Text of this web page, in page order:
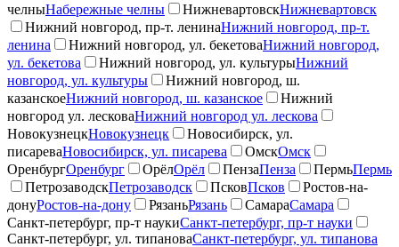
челныНабережные челны НижневартовскНижневартовск
Нижний новгород, пр-т. ленинаНижний новгород, пр-т.
ленина
Нижний новгород, ул. бекетоваНижний новгород,
ул. бекетова
Нижний новгород, ул. культурыНижний
новгород, ул. культуры
Нижний новгород, ш.
казанскоеНижний новгород, ш. казанское
Нижний
новгород ул. лесковаНижний новгород ул. лескова
НовокузнецкНовокузнецк
Новосибирск, ул.
писареваНовосибирск, ул. писарева ОмскОмск
ОренбургОренбург ОрёлОрёл ПензаПенза ПермьПермь
ПетрозаводскПетрозаводск ПсковПсков
Ростов-на-
донуРостов-на-дону РязаньРязань СамараСамара
Санкт-петербург, пр-т наукиСанкт-петербург, пр-т науки
Санкт-петербург, ул. типановаСанкт-петербург, ул. типанова